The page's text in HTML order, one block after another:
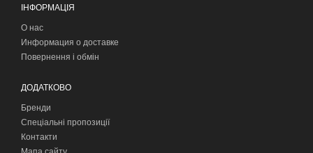
ІНФОРМАЦІЯ
О нас
Информация о доставке
Повернення і обмін
ДОДАТКОВО
Бренди
Спеціальні пропозиції
Контакти